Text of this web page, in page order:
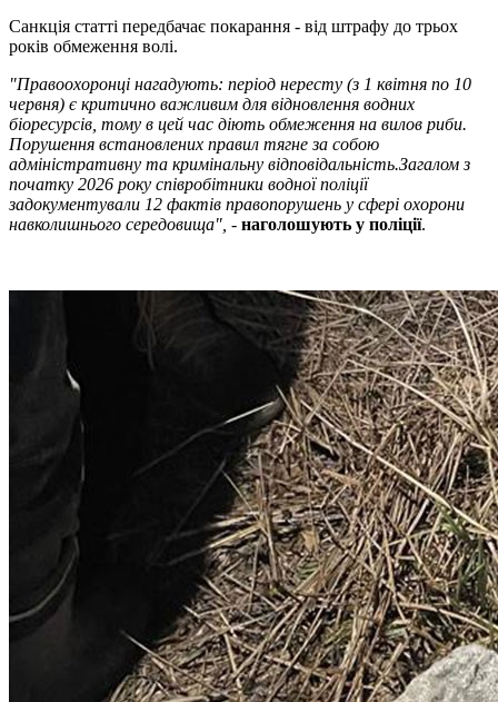
Санкція статті передбачає покарання - від штрафу до трьох
років обмеження волі.
"Правоохоронці нагадують: період нересту (з 1 квітня по 10
червня) є критично важливим для відновлення водних
біоресурсів, тому в цей час діють обмеження на вилов риби.
Порушення встановлених правил тягне за собою
адміністративну та кримінальну відповідальність.Загалом з
початку 2026 року співробітники водної поліції
задокументували 12 фактів правопорушень у сфері охорони
навколишнього середовища", - наголошують у поліції.